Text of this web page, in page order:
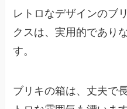
レトロなデザインのブ
クスは、実用的であり
す。
ブリキの箱は、丈夫で